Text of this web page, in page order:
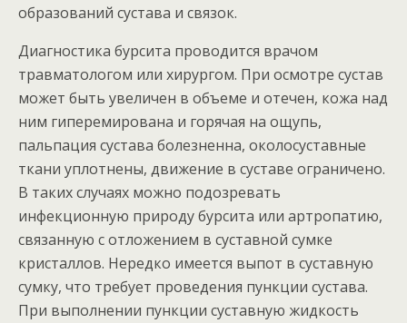
образований сустава и связок.
Диагностика бурсита проводится врачом
травматологом или хирургом. При осмотре сустав
может быть увеличен в объеме и отечен, кожа над
ним гиперемирована и горячая на ощупь,
пальпация сустава болезненна, околосуставные
ткани уплотнены, движение в суставе ограничено.
В таких случаях можно подозревать
инфекционную природу бурсита или артропатию,
связанную с отложением в суставной сумке
кристаллов. Нередко имеется выпот в суставную
сумку, что требует проведения пункции сустава.
При выполнении пункции суставную жидкость